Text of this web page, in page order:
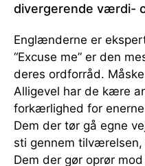
divergerende værdi-
Englænderne er
“Excuse me” er den
deres ordforråd.
Alligevel har de kære
forkærlighed for
Dem der tør gå egne
sti gennem
Dem der gør oprør